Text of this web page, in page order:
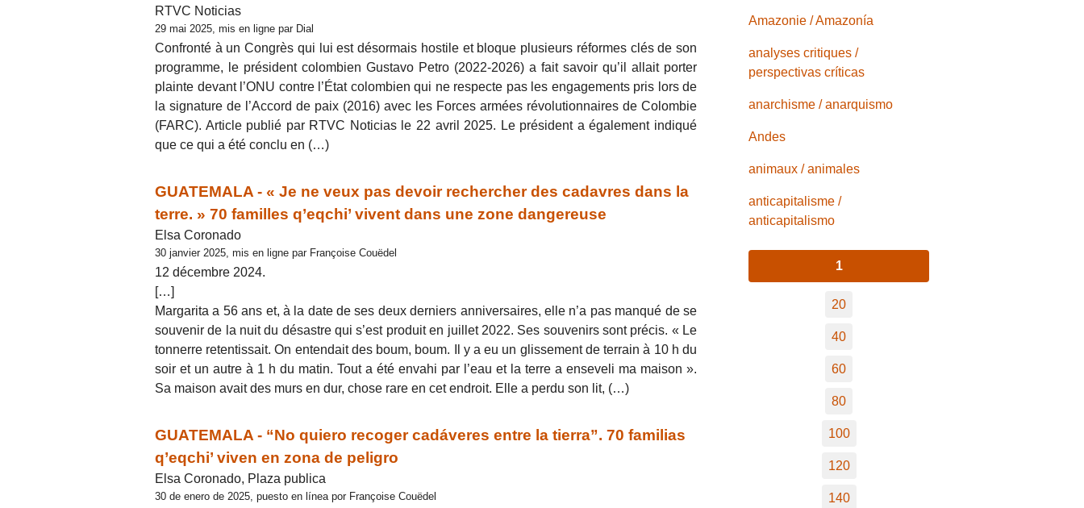
RTVC Noticias
29 mai 2025, mis en ligne par Dial
Confronté à un Congrès qui lui est désormais hostile et bloque plusieurs réformes clés de son
programme, le président colombien Gustavo Petro (2022-2026) a fait savoir qu’il allait porter
plainte devant l’ONU contre l’État colombien qui ne respecte pas les engagements pris lors de
la signature de l’Accord de paix (2016) avec les Forces armées révolutionnaires de Colombie
(FARC). Article publié par RTVC Noticias le 22 avril 2025. Le président a également indiqué
que ce qui a été conclu en (…)
GUATEMALA - « Je ne veux pas devoir rechercher des cadavres dans la
terre. » 70 familles q’eqchi’ vivent dans une zone dangereuse
Elsa Coronado
30 janvier 2025, mis en ligne par Françoise Couëdel
12 décembre 2024.
[…]
Margarita a 56 ans et, à la date de ses deux derniers anniversaires, elle n’a pas manqué de se
souvenir de la nuit du désastre qui s’est produit en juillet 2022. Ses souvenirs sont précis. « Le
tonnerre retentissait. On entendait des boum, boum. Il y a eu un glissement de terrain à 10 h du
soir et un autre à 1 h du matin. Tout a été envahi par l’eau et la terre a enseveli ma maison ».
Sa maison avait des murs en dur, chose rare en cet endroit. Elle a perdu son lit, (…)
GUATEMALA - “No quiero recoger cadáveres entre la tierra”. 70 familias
q’eqchi’ viven en zona de peligro
Elsa Coronado, Plaza publica
30 de enero de 2025, puesto en línea por Françoise Couëdel
Amazonie / Amazonía
analyses critiques /
perspectivas críticas
anarchisme / anarquismo
Andes
animaux / animales
anticapitalisme /
anticapitalismo
1
20
40
60
80
100
120
140